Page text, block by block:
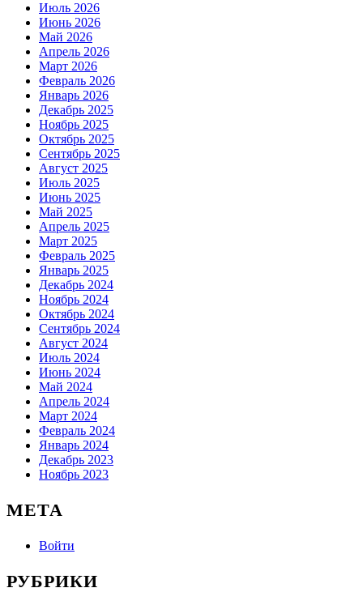
Июль 2026
Июнь 2026
Май 2026
Апрель 2026
Март 2026
Февраль 2026
Январь 2026
Декабрь 2025
Ноябрь 2025
Октябрь 2025
Сентябрь 2025
Август 2025
Июль 2025
Июнь 2025
Май 2025
Апрель 2025
Март 2025
Февраль 2025
Январь 2025
Декабрь 2024
Ноябрь 2024
Октябрь 2024
Сентябрь 2024
Август 2024
Июль 2024
Июнь 2024
Май 2024
Апрель 2024
Март 2024
Февраль 2024
Январь 2024
Декабрь 2023
Ноябрь 2023
МЕТА
Войти
РУБРИКИ